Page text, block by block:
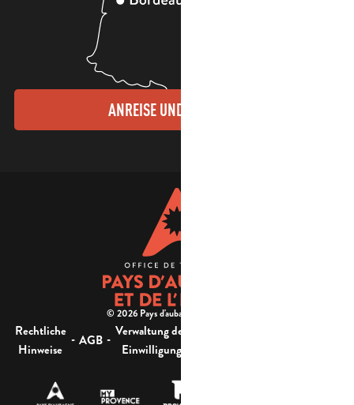
ANREISE UND KONTAKTE
© 2026 Pays d'aubagne et de l'étoile -
Rechtliche
Hinweise
- AGB - Verwaltung der
Einwilligung